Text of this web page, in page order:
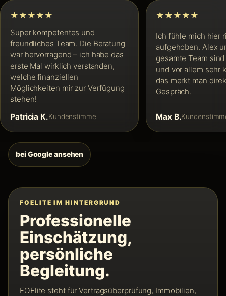
★★★★★
Super kompetentes und
freundliches Team. Die Beratung
war hervorragend – ich habe das
erste Mal wirklich verstanden,
welche finanziellen
Möglichkeiten mir zur Verfügung
stehen!
Patricia K.Kundenstimme
★★★★★
Ich fühle mich hier
aufgehoben. Alex
gesamte Team
und vor allem sehr
das merkt man
Gespräch.
Max B.
bei Google ansehen
FOELITE IM HINTERGRUND
Professionelle
Einschätzung,
persönliche
Begleitung.
FOElite steht für Vertragsüberprüfung, Immobilien,